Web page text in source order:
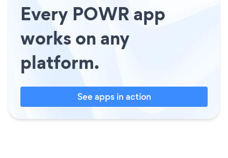
Every POWR app
works on any
platform.
See apps in action